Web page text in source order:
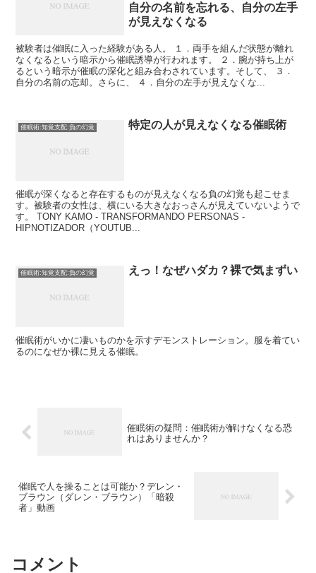
自分の名前を忘れる、自分の左手
が見えなくなる
被験者は催眠に入った経験がある人。 １．両手を組んだ状態が離れ
なくなるという暗示から催眠誘導が行われます。 ２．腕が持ち上が
るという暗示が催眠の深化と組み合わされています。そして、 ３．
自分の名前の忘却。さらに、 ４．自分の左手が見えなくな...
催眠術:知覚支配:負の幻覚 特定の人が見えなくなる催眠術
催眠が深くなると存在するものが見えなくなる負の幻覚も起こせま
す。被験者の女性は、横にいる大きなおっさんが見えていないようで
す。 TONY KAMO - TRANSFORMANDO PERSONAS -
HIPNOTIZADOR（YOUTUB...
催眠術:知覚支配:負の幻覚 えっ！なぜハダカ？裸で気まずい
催眠術がいかに凄いものかを示すデモンストレーション。服を着てい
るのになぜか裸に見える催眠。
催眠術の疑問：催眠術が解けなくなる恐
れはありませんか？
催眠で人を操ることは可能か？デレン・
ブラウン（ダレン・ブラウン）「暗殺
者」動画
コメント